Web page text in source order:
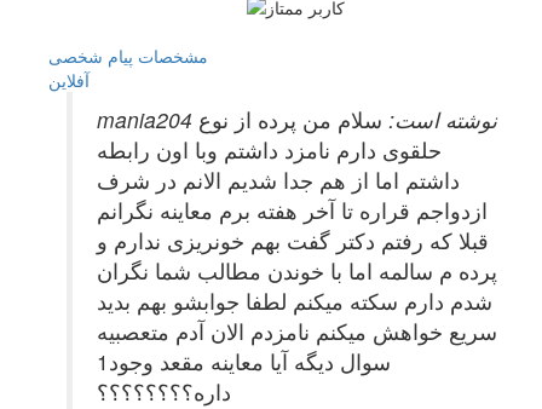
مشخصات پیام شخصی
آفلاين
mania204 نوشته است: سلام من پرده از نوع
حلقوی دارم نامزد داشتم وبا اون رابطه
داشتم اما از هم جدا شدیم الانم در شرف
ازدواجم قراره تا آخر هفته برم معاینه نگرانم
قبلا که رفتم دکتر گفت بهم خونریزی ندارم و
پرده م سالمه اما با خوندن مطالب شما نگران
شدم دارم سکته میکنم لطفا جوابشو بهم بدید
سریع خواهش میکنم نامزدم الان آدم متعصبیه
1سوال دیگه آیا معاینه مقعد وجود
داره؟؟؟؟؟؟؟؟